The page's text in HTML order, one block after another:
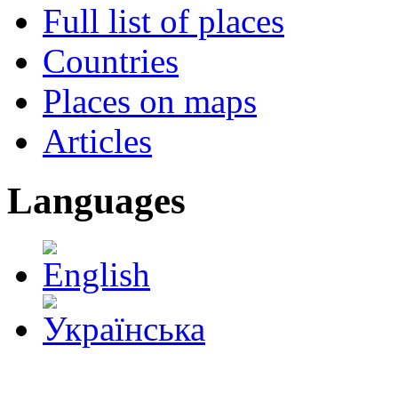
Full list of places
Countries
Places on maps
Articles
Languages